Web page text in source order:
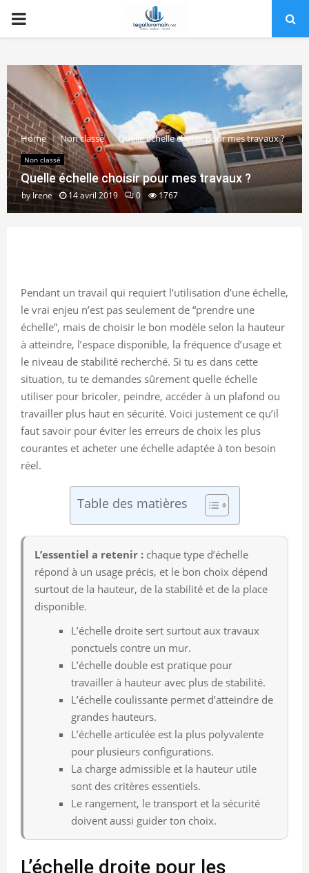
PRIMARY
Home Non classé Quelle échelle choisir pour mes travaux ?
Non classé
Quelle échelle choisir pour mes travaux ?
by Irene 14 avril 2019 0 1767
Pendant un travail qui requiert l’utilisation d’une échelle,
le vrai enjeu n’est pas seulement de “prendre une
échelle”, mais de choisir le bon modèle selon la hauteur
à atteindre, l’espace disponible, la fréquence d’usage et
le niveau de stabilité recherché. Si tu es dans cette
situation, tu te demandes sûrement quelle échelle
utiliser pour bricoler, peindre, accéder à un plafond ou
travailler plus haut en sécurité. Voici justement ce qu’il
faut savoir pour éviter les erreurs de choix les plus
courantes et acheter une échelle adaptée à ton besoin
réel.
Table des matières
L’essentiel a retenir : chaque type d’échelle
répond à un usage précis, et le bon choix dépend
surtout de la hauteur, de la stabilité et de la place
disponible.
L’échelle droite sert surtout aux travaux
ponctuels contre un mur.
L’échelle double est pratique pour
travailler à hauteur avec plus de stabilité.
L’échelle coulissante permet d’atteindre de
grandes hauteurs.
L’échelle articulée est la plus polyvalente
pour plusieurs configurations.
La charge admissible et la hauteur utile
sont des critères essentiels.
Le rangement, le transport et la sécurité
doivent aussi guider ton choix.
L’échelle droite pour les